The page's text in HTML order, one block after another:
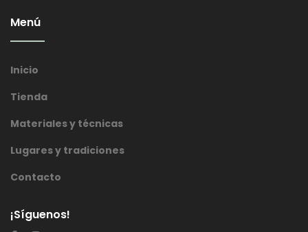
Menú
Inicio
Tienda
Materiales y técnicas
Lugares y tradiciones
Contacto
¡Síguenos!